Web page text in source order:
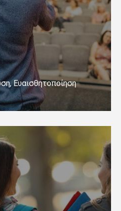
Ευαισθητοποίηση